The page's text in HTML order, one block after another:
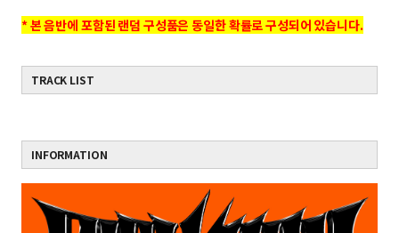
* 본 음반에 포함된 랜덤 구성품은 동일한 확률로 구성되어 있습니다.
TRACK LIST
INFORMATION